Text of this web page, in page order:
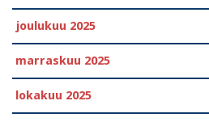
joulukuu 2025
marraskuu 2025
lokakuu 2025